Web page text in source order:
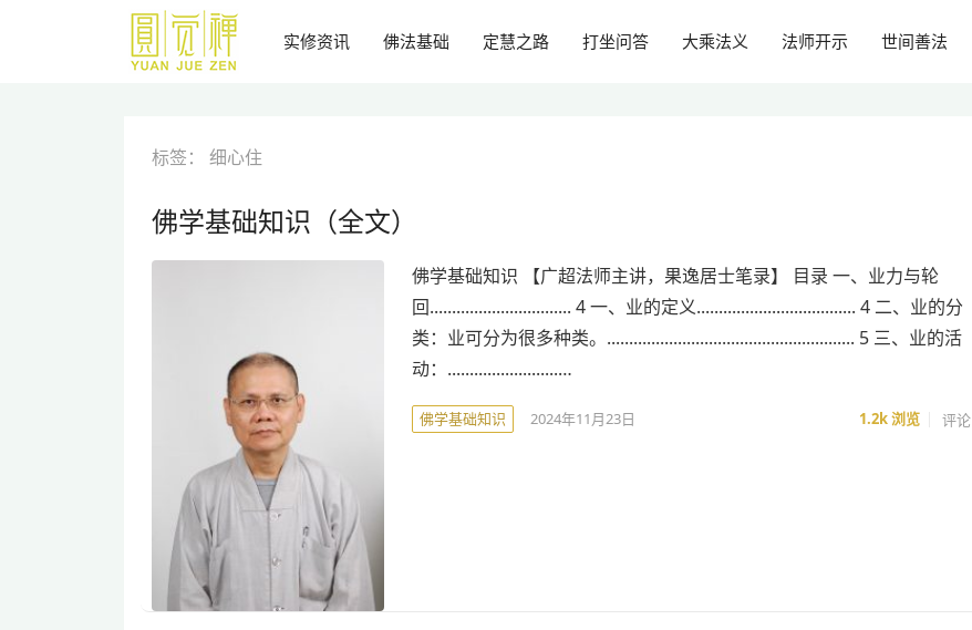
实修资讯 佛法基础 定慧之路 打坐问答 大乘法义 法师开示 世间善法
标签： 细心住
佛学基础知识（全文）
佛学基础知识 【广超法师主讲，果逸居士笔录】 目录 一、业力与轮
回................................ 4 一、业的定义.................................... 4 二、业的分
类：业可分为很多种类。........................................................ 5 三、业的活
动：.........................…
佛学基础知识 2024年11月23日 1.2k浏览 评论